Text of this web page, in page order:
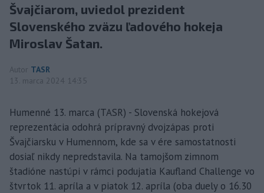
Švajčiarom, uviedol prezident
Slovenského zväzu ľadového hokeja
Miroslav Šatan.
Autor TASR
13. marca 2024 14:35
Humenné 13. marca (TASR) - Slovenská hokejová
reprezentácia odohrá prípravný dvojzápas proti
Švajčiarsku v Humennom, kde sa v ére samostatnosti
dosiaľ nikdy nepredstavila. Na tamojšom zimnom
štadióne nastúpi v rámci podujatia Kaufland Challenge vo
štvrtok 11. apríla a v piatok 12. apríla (oba duely o 16.30